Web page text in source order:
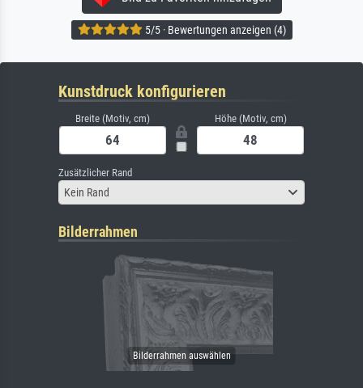
5/5 · Bewertungen anzeigen (4)
Kunstdruck konfigurieren
Breite (Motiv, cm) Höhe (Motiv, cm)
Zusätzlicher Rand
Kein Rand
Bilderrahmen